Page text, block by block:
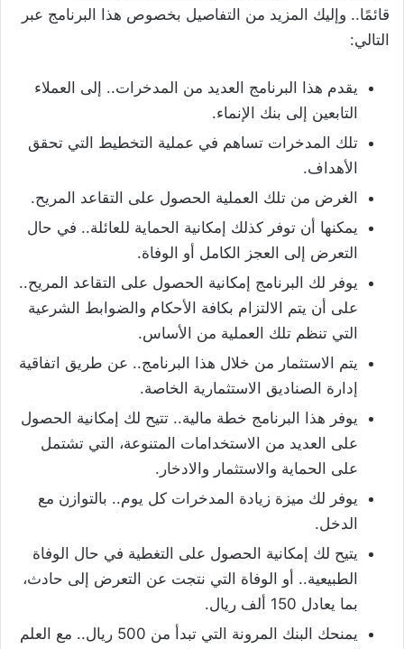
قائمًا.. وإليك المزيد من التفاصيل بخصوص هذا البرنامج عبر
التالي:
يقدم هذا البرنامج العديد من المدخرات.. إلى العملاء
التابعين إلى بنك الإنماء.
تلك المدخرات تساهم في عملية التخطيط التي تحقق
الأهداف.
الغرض من تلك العملية الحصول على التقاعد المريح.
يمكنها أن توفر كذلك إمكانية الحماية للعائلة.. في حال
التعرض إلى العجز الكامل أو الوفاة.
يوفر لك البرنامج إمكانية الحصول على التقاعد المريح..
على أن يتم الالتزام بكافة الأحكام والضوابط الشرعية
التي تنظم تلك العملية من الأساس.
يتم الاستثمار من خلال هذا البرنامج.. عن طريق اتفاقية
إدارة الصناديق الاستثمارية الخاصة.
يوفر هذا البرنامج خطة مالية.. تتيح لك إمكانية الحصول
على العديد من الاستخدامات المتنوعة، التي تشتمل
على الحماية والاستثمار والادخار.
يوفر لك ميزة زيادة المدخرات كل يوم.. بالتوازن مع
الدخل.
يتيح لك إمكانية الحصول على التغطية في حال الوفاة
الطبيعية.. أو الوفاة التي نتجت عن التعرض إلى حادث،
بما يعادل 150 ألف ريال.
يمنحك البنك المرونة التي تبدأ من 500 ريال.. مع العلم